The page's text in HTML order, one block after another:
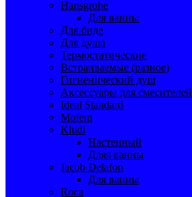
Hansgrohe
Для ванны
Для биде
Для душа
Термостатические
Встраиваемые (разное)
Гигиенический душ
Аксессуары для смесителей
Ideal Standard
Mofem
Kludi
Настенный
Дляя ванны
Jacob Delafon
Для ванны
Roca